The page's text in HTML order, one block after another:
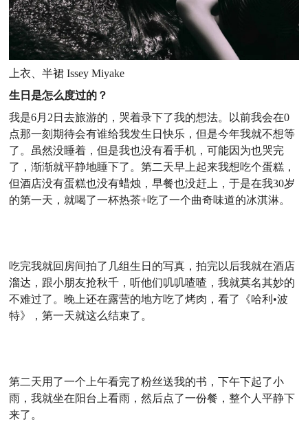
上衣、半裙 Issey Miyake
生日是怎么度过的？
我是6月2日去旅游的，哭着录下了我的想法。以前我会在0
点那一刻期待会有谁给我发生日快乐，但是今年我就不想等
了。虽然没睡着，但是我也没有看手机，可能因为也哭完
了，渐渐就平静地睡下了。第二天早上起来我想吃个蛋糕，
但酒店没有蛋糕也没有蜡烛，早餐也没赶上，于是在我30岁
的第一天，就喝了一杯热茶+吃了一个曲奇味道的冰淇淋。
吃完我就回房间拍了几组生日的写真，拍完以后我就在酒店
溜达，跟小朋友抢秋千，听他们叽叽喳喳，我就莫名其妙的
不难过了。晚上还在露营的地方吃了烤肉，看了《哈利•波
特》，第一天就这么结束了。
第二天用了一个上午看完了粉丝送我的书，下午下起了小
雨，我就坐在阳台上看雨，然后点了一份餐，整个人平静下
来了。